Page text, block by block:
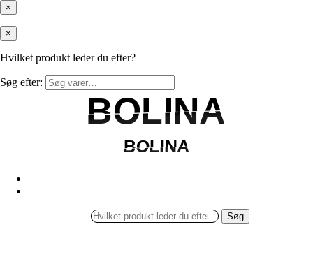
×
×
Hvilket produkt leder du efter?
Søg efter:
BOLINA
BOLINA
BOLINA
BOLINA
Søg